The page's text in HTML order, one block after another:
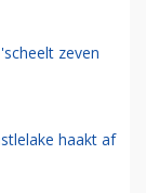
zeven
haakt af